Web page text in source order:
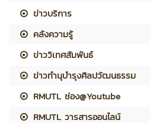
ข่าวบริการ
คลังความรู้
ข่าววิเทศสัมพันธ์
ข่าวทำนุบำรุงศิลปวัฒนธรรม
RMUTL ช่อง@Youtube
RMUTL วารสารออนไลน์